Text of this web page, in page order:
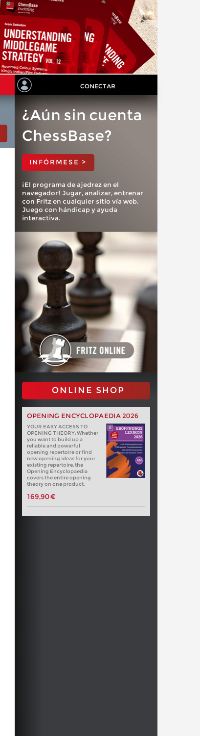
CONECTAR
¿Aún sin cuenta
ChessBase?
INFÓRMESE >
¡El programa de ajedrez en el
navegador! Jugar, analizar, entrenar
con Fritz en cualquier sitio vía web.
Juego con hándicap y ayuda
interactiva.
ONLINE SHOP
OPENING ENCYCLOPAEDIA 2026
YOUR EASY ACCESS TO
OPENING THEORY: Whether
you want to build up a
reliable and powerful
opening repertoire or find
new opening ideas for your
existing repertoire, the
Opening Encyclopaedia
covers the entire opening
theory on one product.
169,90 €